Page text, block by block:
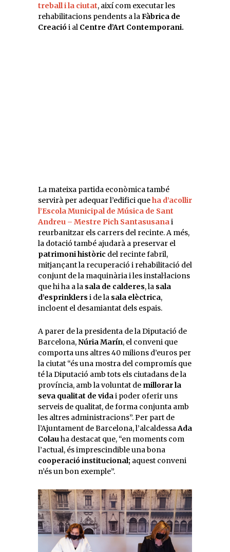
treball i la ciutat, així com executar les
rehabilitacions pendents a laFàbrica de
Creaciói al Centre d’Art Contemporani.
La mateixa partida econòmica també
servirà per adequar l’edifici queha d’acollir
l’Escola Municipal de Música de Sant
Andreu – Mestre Pich Santasusanai
reurbanitzar els carrers del recinte. A més,
la dotació també ajudarà a preservar el
patrimoni històric del recinte fabril,
mitjançant la recuperació i rehabilitació del
conjunt de la maquinària i les instal·lacions
que hi ha a la sala de calderes, la sala
d’esprinklers i de la sala elèctrica,
incloent el desamiantat dels espais.
A parer de la presidenta de la Diputació de
Barcelona,Núria Marín, el conveni que
comporta uns altres 40 milions d’euros per
la ciutat “és una mostra del compromís que
té la Diputació amb tots els ciutadans de la
província, amb la voluntat de millorar la
seva qualitat de vidai poder oferir uns
serveis de qualitat, de forma conjunta amb
les altres administracions”. Per part de
l’Ajuntament de Barcelona, l’alcaldessaAda
Colauha destacat que, “en moments com
l’actual, és imprescindible una bona
cooperació institucional; aquest conveni
n’és un bon exemple”.